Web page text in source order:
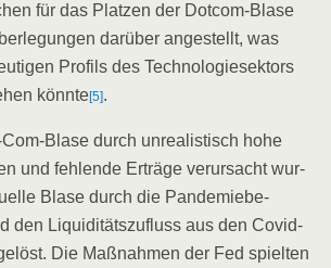
für das Plat­zen der Dot­com-Bla­se
dar­über ange­stellt, was
Pro­fils des Tech­no­lo­gie­sek­tors
könn­te[5].
Bla­se durch unrea­lis­tisch hohe
und feh­len­de Erträ­ge ver­ur­sacht wur­
Bla­se durch die Pan­de­mie­be­
den Liqui­di­täts­zu­fluss aus den Covid-
Die Maß­nah­men der Fed spiel­ten